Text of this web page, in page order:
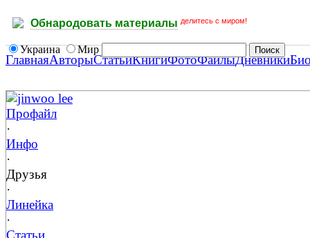
Обнародовать материалы делитесь с миром!
Украина Мир
ГлавнаяАвторыСтатьиКнигиФотоФайлыДневники
jinwoo lee
Профайл
·
Инфо
·
Друзья
·
Линейка
·
Статьи